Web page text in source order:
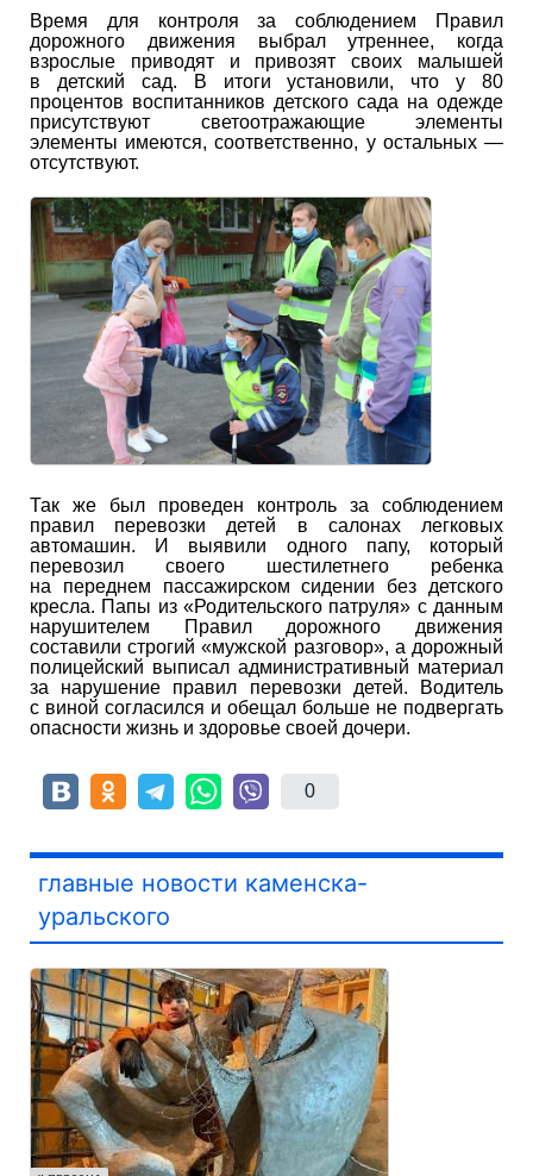
Время для контроля за соблюдением Правил
дорожного движения выбрал утреннее, когда
взрослые приводят и привозят своих малышей
в детский сад. В итоги установили, что у 80
процентов воспитанников детского сада на одежде
присутствуют светоотражающие элементы
элементы имеются, соответственно, у остальных —
отсутствуют.
Так же был проведен контроль за соблюдением
правил перевозки детей в салонах легковых
автомашин. И выявили одного папу, который
перевозил своего шестилетнего ребенка
на переднем пассажирском сидении без детского
кресла. Папы из «Родительского патруля» с данным
нарушителем Правил дорожного движения
составили строгий «мужской разговор», а дорожный
полицейский выписал административный материал
за нарушение правил перевозки детей. Водитель
с виной согласился и обещал больше не подвергать
опасности жизнь и здоровье своей дочери.
0
главные новости каменска-
уральского